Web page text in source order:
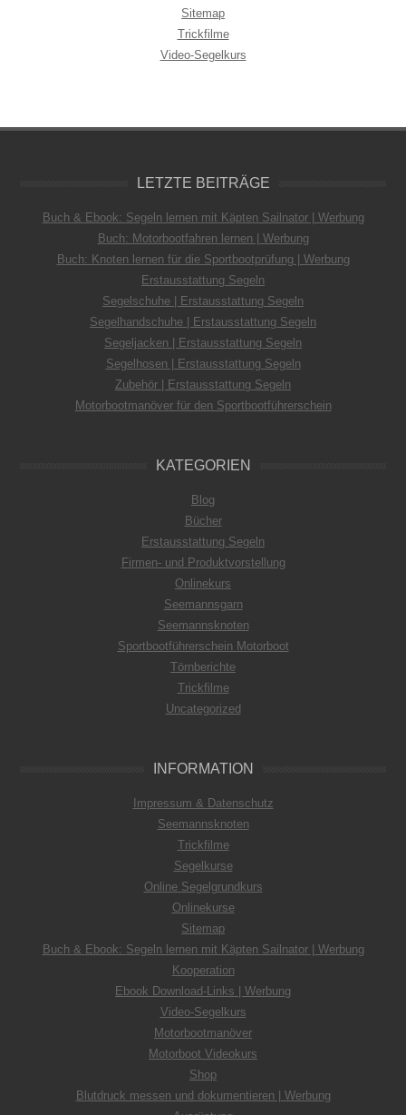
Sitemap
Trickfilme
Video-Segelkurs
LETZTE BEITRÄGE
Buch & Ebook: Segeln lernen mit Käpten Sailnator | Werbung
Buch: Motorbootfahren lernen | Werbung
Buch: Knoten lernen für die Sportbootprüfung | Werbung
Erstausstattung Segeln
Segelschuhe | Erstausstattung Segeln
Segelhandschuhe | Erstausstattung Segeln
Segeljacken | Erstausstattung Segeln
Segelhosen | Erstausstattung Segeln
Zubehör | Erstausstattung Segeln
Motorbootmanöver für den Sportbootführerschein
KATEGORIEN
Blog
Bücher
Erstausstattung Segeln
Firmen- und Produktvorstellung
Onlinekurs
Seemannsgarn
Seemannsknoten
Sportbootführerschein Motorboot
Törnberichte
Trickfilme
Uncategorized
INFORMATION
Impressum & Datenschutz
Seemannsknoten
Trickfilme
Segelkurse
Online Segelgrundkurs
Onlinekurse
Sitemap
Buch & Ebook: Segeln lernen mit Käpten Sailnator | Werbung
Kooperation
Ebook Download-Links | Werbung
Video-Segelkurs
Motorbootmanöver
Motorboot Videokurs
Shop
Blutdruck messen und dokumentieren | Werbung